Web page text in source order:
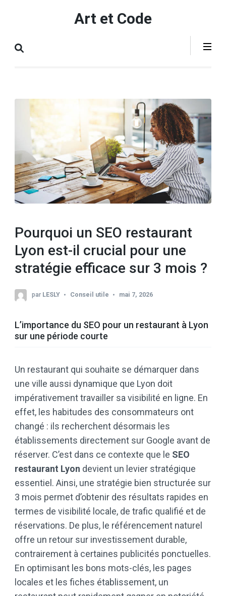
(Pressez
Art et Code
Pourquoi un SEO restaurant
Lyon est-il crucial pour une
stratégie efficace sur 3 mois ?
par LESLY Conseil utile mai 7, 2026
L’importance du SEO pour un restaurant à Lyon
sur une période courte
Un restaurant qui souhaite se démarquer dans
une ville aussi dynamique que Lyon doit
impérativement travailler sa visibilité en ligne. En
effet, les habitudes des consommateurs ont
changé : ils recherchent désormais les
établissements directement sur Google avant de
réserver. C’est dans ce contexte que le SEO
restaurant Lyon devient un levier stratégique
essentiel. Ainsi, une stratégie bien structurée sur
3 mois permet d’obtenir des résultats rapides en
termes de visibilité locale, de trafic qualifié et de
réservations. De plus, le référencement naturel
offre un retour sur investissement durable,
contrairement à certaines publicités ponctuelles.
En optimisant les bons mots-clés, les pages
locales et les fiches établissement, un